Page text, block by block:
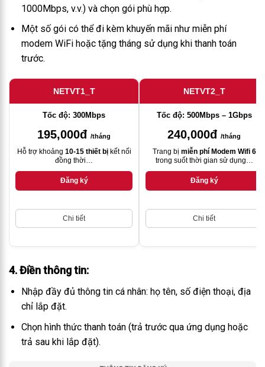
1000Mbps, v.v.) và chọn gói phù hợp.
Một số gói có thể đi kèm khuyến mãi như miễn phí
modem WiFi hoặc tặng tháng sử dụng khi thanh toán
trước.
NETVT1_T
Tốc độ: 300Mbps
195,000đ /tháng
Hỗ trợ khoảng 10-15 thiết bịkết nối
đồng thời…
Đăng ký
Chi tiết
NETVT2_T
Tốc độ: 500Mbps – 1Gbps
240,000đ /tháng
Trang bị miễn phí Modem Wifi 6
trong suốt thời gian sử dụng…
Đăng ký
Chi tiết
4. Điền thông tin:
Nhập đầy đủ thông tin cá nhân: họ tên, số điện thoại, địa
chỉ lắp đặt.
Chọn hình thức thanh toán (trả trước qua ứng dụng hoặc
trả sau khi lắp đặt).